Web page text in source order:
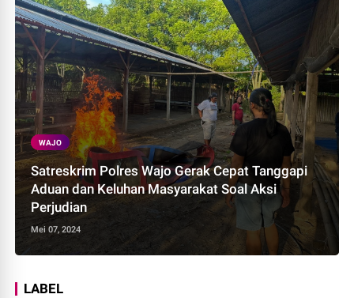
WAJO
Satreskrim Polres Wajo Gerak Cepat Tanggapi
Aduan dan Keluhan Masyarakat Soal Aksi
Perjudian
Mei 07, 2024
LABEL